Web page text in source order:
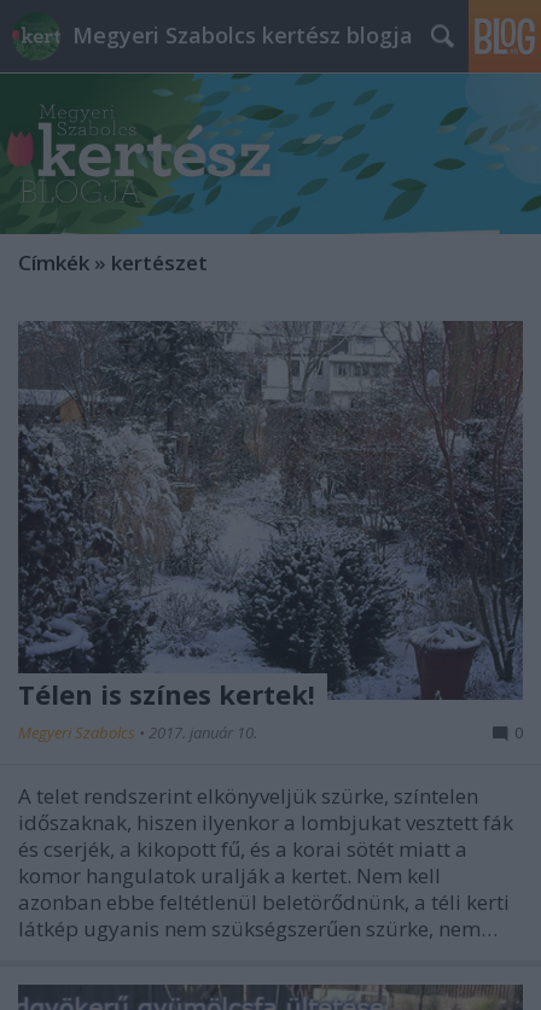
Megyeri Szabolcs kertész blogja
Címkék » kertészet
Télen is színes kertek!
Megyeri Szabolcs • 2017. január 10. 0
A telet rendszerint elkönyveljük szürke, színtelen
időszaknak, hiszen ilyenkor a lombjukat vesztett fák
és cserjék, a kikopott fű, és a korai sötét miatt a
komor hangulatok uralják a kertet. Nem kell
azonban ebbe feltétlenül beletörődnünk, a téli kerti
látkép ugyanis nem szükségszerűen szürke, nem…